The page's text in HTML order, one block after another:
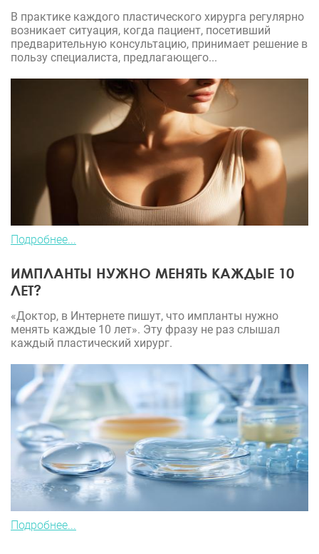
В практике каждого пластического хирурга регулярно
возникает ситуация, когда пациент, посетивший
предварительную консультацию, принимает решение в
пользу специалиста, предлагающего...
Подробнее...
ИМПЛАНТЫ НУЖНО МЕНЯТЬ КАЖДЫЕ 10
ЛЕТ?
«Доктор, в Интернете пишут, что импланты нужно
менять каждые 10 лет». Эту фразу не раз слышал
каждый пластический хирург.
Подробнее...